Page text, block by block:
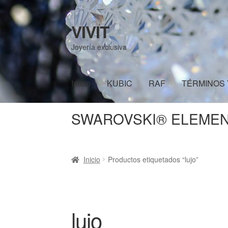
Ir
a
la
navegación
Ir
al
contenido
VIVIT
Joyería exclusiva
Inicio KUBIC RAF TÉRMINOS
InicioKUBICRAFTÉRMINOS Y
SWAROVSKI®
Inicio Productos etiquetados “lujo”
lujo